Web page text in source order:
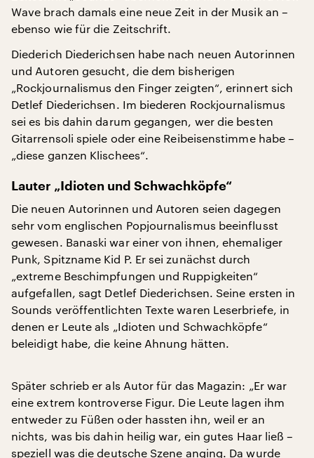
Wave brach damals eine neue Zeit in der Musik an –
ebenso wie für die Zeitschrift.
Diederich Diederichsen habe nach neuen Autorinnen
und Autoren gesucht, die dem bisherigen
„Rockjournalismus den Finger zeigten“, erinnert sich
Detlef Diederichsen. Im biederen Rockjournalismus
sei es bis dahin darum gegangen, wer die besten
Gitarrensoli spiele oder eine Reibeisenstimme habe –
„diese ganzen Klischees“.
Lauter „Idioten und Schwachköpfe“
Die neuen Autorinnen und Autoren seien dagegen
sehr vom englischen Popjournalismus beeinflusst
gewesen. Banaski war einer von ihnen, ehemaliger
Punk, Spitzname Kid P. Er sei zunächst durch
„extreme Beschimpfungen und Ruppigkeiten“
aufgefallen, sagt Detlef Diederichsen. Seine ersten in
Sounds veröffentlichten Texte waren Leserbriefe, in
denen er Leute als „Idioten und Schwachköpfe“
beleidigt habe, die keine Ahnung hätten.
Später schrieb er als Autor für das Magazin: „Er war
eine extrem kontroverse Figur. Die Leute lagen ihm
entweder zu Füßen oder hassten ihn, weil er an
nichts, was bis dahin heilig war, ein gutes Haar ließ –
speziell was die deutsche Szene anging. Da wurde